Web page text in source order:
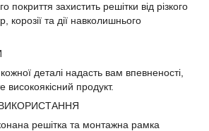
покриття захистить решітки від різкого
корозії та дії навколишнього
деталі надасть вам впевненості,
високоякісний продукт.
решітка та монтажна рамка